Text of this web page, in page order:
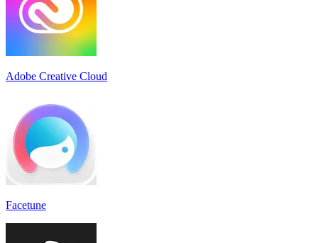
Adobe Creative Cloud
Facetune